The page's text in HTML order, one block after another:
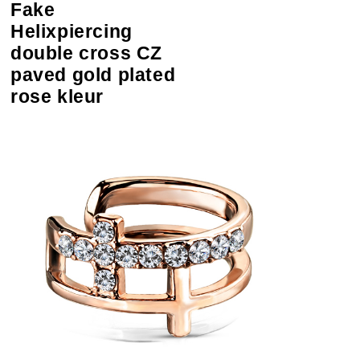
Fake
Helixpiercing
double cross CZ
paved gold plated
rose kleur